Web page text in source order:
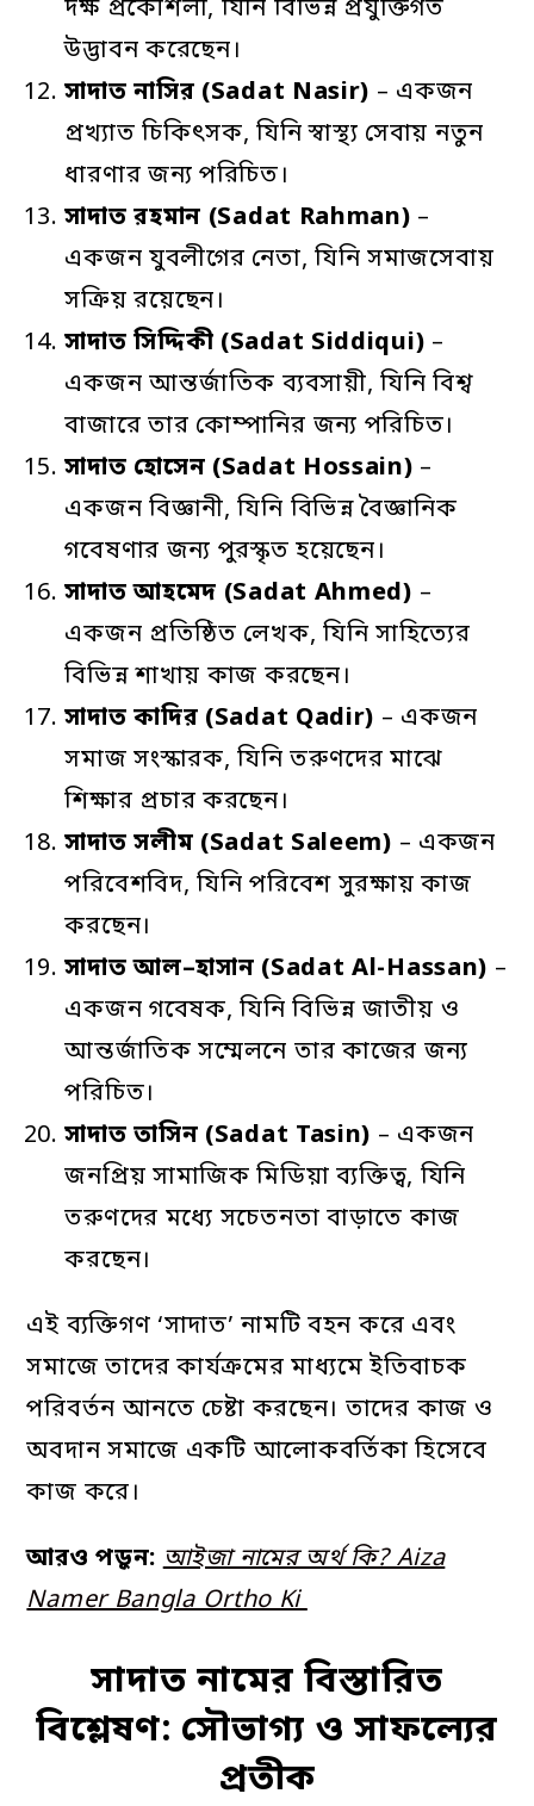
দক্ষ প্রকৌশলী, যিনি বিভিন্ন প্রযুক্তিগত
উদ্ভাবন করেছেন।
সাদাত নাসির (Sadat Nasir) – একজন
প্রখ্যাত চিকিৎসক, যিনি স্বাস্থ্য সেবায় নতুন
ধারণার জন্য পরিচিত।
সাদাত রহমান (Sadat Rahman) –
একজন যুবলীগের নেতা, যিনি সমাজসেবায়
সক্রিয় রয়েছেন।
সাদাত সিদ্দিকী (Sadat Siddiqui) –
একজন আন্তর্জাতিক ব্যবসায়ী, যিনি বিশ্ব
বাজারে তার কোম্পানির জন্য পরিচিত।
সাদাত হোসেন (Sadat Hossain) –
একজন বিজ্ঞানী, যিনি বিভিন্ন বৈজ্ঞানিক
গবেষণার জন্য পুরস্কৃত হয়েছেন।
সাদাত আহমেদ (Sadat Ahmed) –
একজন প্রতিষ্ঠিত লেখক, যিনি সাহিত্যের
বিভিন্ন শাখায় কাজ করছেন।
সাদাত কাদির (Sadat Qadir) – একজন
সমাজ সংস্কারক, যিনি তরুণদের মাঝে
শিক্ষার প্রচার করছেন।
সাদাত সলীম (Sadat Saleem) – একজন
পরিবেশবিদ, যিনি পরিবেশ সুরক্ষায় কাজ
করছেন।
সাদাত আল–হাসান (Sadat Al-Hassan) –
একজন গবেষক, যিনি বিভিন্ন জাতীয় ও
আন্তর্জাতিক সম্মেলনে তার কাজের জন্য
পরিচিত।
সাদাত তাসিন (Sadat Tasin) – একজন
জনপ্রিয় সামাজিক মিডিয়া ব্যক্তিত্ব, যিনি
তরুণদের মধ্যে সচেতনতা বাড়াতে কাজ
করছেন।
এই ব্যক্তিগণ ‘সাদাত’ নামটি বহন করে এবং
সমাজে তাদের কার্যক্রমের মাধ্যমে ইতিবাচক
পরিবর্তন আনতে চেষ্টা করছেন। তাদের কাজ ও
অবদান সমাজে একটি আলোকবর্তিকা হিসেবে
কাজ করে।
আরও পড়ুন:আইজা নামের অর্থ কি? Aiza
Namer Bangla Ortho Ki
সাদাত নামের বিস্তারিত
বিশ্লেষণ: সৌভাগ্য ও সাফল্যের
প্রতীক